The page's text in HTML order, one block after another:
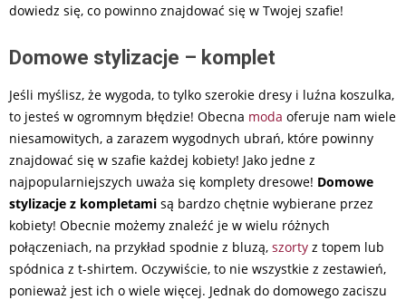
dowiedz się, co powinno znajdować się w Twojej szafie!
Domowe stylizacje – komplet
Jeśli myślisz, że wygoda, to tylko szerokie dresy i luźna koszulka,
to jesteś w ogromnym błędzie! Obecna moda oferuje nam wiele
niesamowitych, a zarazem wygodnych ubrań, które powinny
znajdować się w szafie każdej kobiety! Jako jedne z
najpopularniejszych uważa się komplety dresowe! Domowe
stylizacje z kompletami są bardzo chętnie wybierane przez
kobiety! Obecnie możemy znaleźć je w wielu różnych
połączeniach, na przykład spodnie z bluzą, szorty z topem lub
spódnica z t-shirtem. Oczywiście, to nie wszystkie z zestawień,
ponieważ jest ich o wiele więcej. Jednak do domowego zaciszu